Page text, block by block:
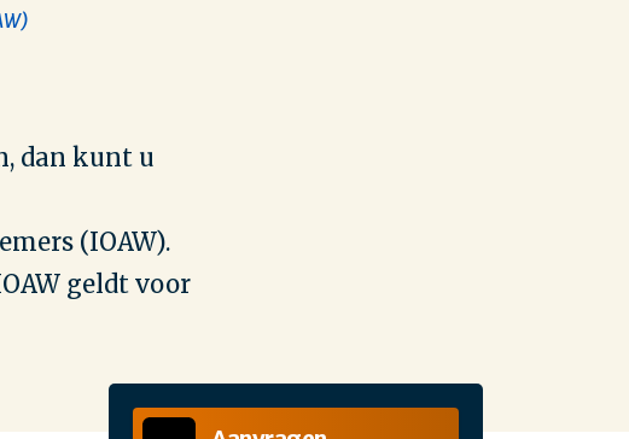
dan kunt u
(IOAW).
geldt voor